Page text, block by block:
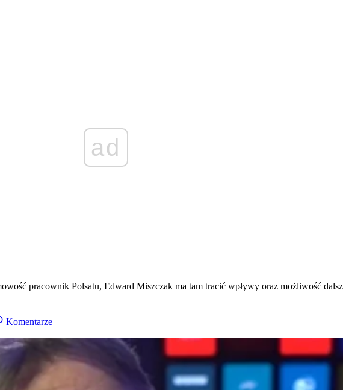
ad
pracownik Polsatu, Edward Miszczak ma tam tracić wpływy oraz możliwość
Komentarze